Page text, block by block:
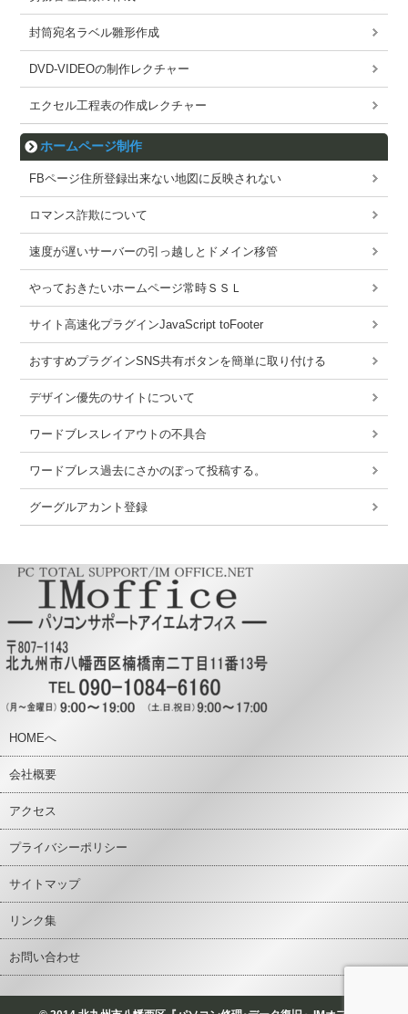
封筒宛名ラベル雛形作成
DVD-VIDEOの制作レクチャー
エクセル工程表の作成レクチャー
ホームページ制作
FBページ住所登録出来ない地図に反映されない
ロマンス詐欺について
速度が遅いサーバーの引っ越しとドメイン移管
やっておきたいホームページ常時ＳＳＬ
サイト高速化プラグインJavaScript toFooter
おすすめプラグインSNS共有ボタンを簡単に取り付ける
デザイン優先のサイトについて
ワードブレスレイアウトの不具合
ワードブレス過去にさかのぼって投稿する。
グーグルアカント登録
HOMEへ
会社概要
アクセス
プライバシーポリシー
サイトマップ
リンク集
お問い合わせ